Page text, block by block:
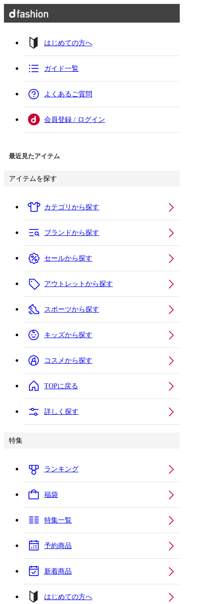
はじめての方へ
ガイド一覧
よくあるご質問
会員登録 / ログイン
最近見たアイテム
アイテムを探す
カテゴリから探す
ブランドから探す
セールから探す
アウトレットから探す
スポーツから探す
キッズから探す
コスメから探す
TOPに戻る
詳しく探す
特集
ランキング
福袋
特集一覧
予約商品
新着商品
はじめての方へ